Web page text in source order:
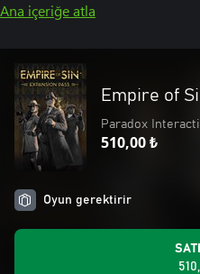
Ana içeriğe atla
Empire of
Paradox
510,00 ₺
Oyun gerektirir